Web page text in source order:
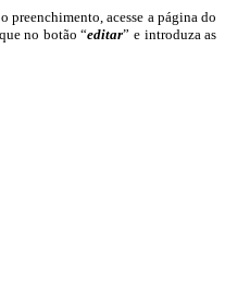
preenchimento, acesse a página do
no botão “editar” e introduza as